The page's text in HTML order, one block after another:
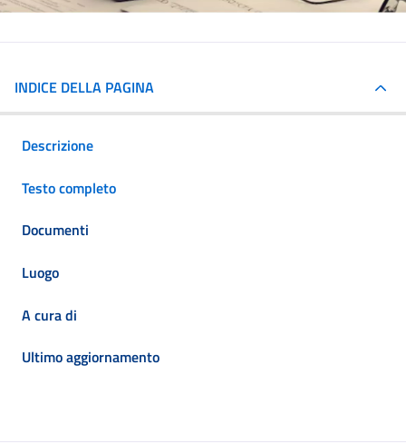
INDICE DELLA PAGINA
Descrizione
Testo completo
Documenti
Luogo
A cura di
Ultimo aggiornamento